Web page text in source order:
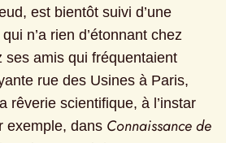
est bientôt suivi d’une
n’a rien d’étonnant chez
ses amis qui fréquentaient
rue des Usines à Paris,
rêverie scientifique, à l’instar
exemple, dans Connaissance de